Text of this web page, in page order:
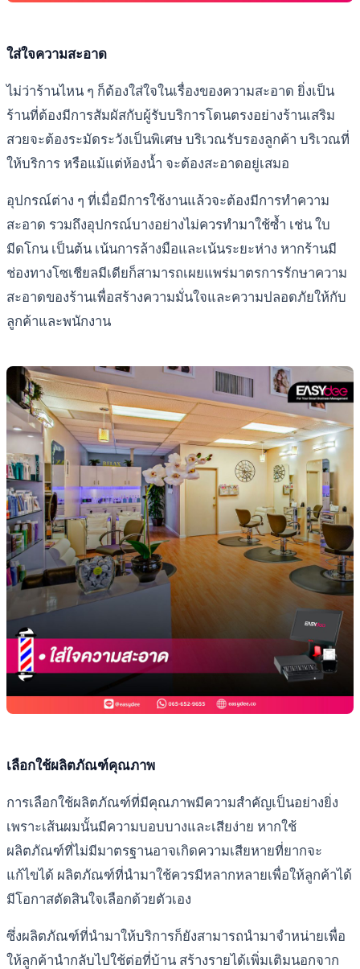
ใส่ใจความสะอาด
ไม่ว่าร้านไหน ๆ ก็ต้องใส่ใจในเรื่องของความสะอาด ยิ่งเป็น
ร้านที่ต้องมีการสัมผัสกับผู้รับบริการโดนตรงอย่างร้านเสริม
สวยจะต้องระมัดระวังเป็นพิเศษ บริเวณรับรองลูกค้า บริเวณที่
ให้บริการ หรือแม้แต่ห้องน้ำ จะต้องสะอาดอยู่เสมอ
อุปกรณ์ต่าง ๆ ที่เมื่อมีการใช้งานแล้วจะต้องมีการทำความ
สะอาด รวมถึงอุปกรณ์บางอย่างไม่ควรทำมาใช้ซ้ำ เช่น ใบ
มีดโกน เป็นต้น เน้นการล้างมือและเน้นระยะห่าง หากร้านมี
ช่องทางโซเชียลมีเดียก็สามารถเผยแพร่มาตรการรักษาความ
สะอาดของร้านเพื่อสร้างความมั่นใจและความปลอดภัยให้กับ
ลูกค้าและพนักงาน
เลือกใช้ผลิตภัณฑ์คุณภาพ
การเลือกใช้ผลิตภัณฑ์ที่มีคุณภาพมีความสำคัญเป็นอย่างยิ่ง
เพราะเส้นผมนั้นมีความบอบบางและเสียง่าย หากใช้
ผลิตภัณฑ์ที่ไม่มีมาตรฐานอาจเกิดความเสียหายที่ยากจะ
แก้ไขได้ ผลิตภัณฑ์ที่นำมาใช้ควรมีหลากหลายเพื่อให้ลูกค้าได้
มีโอกาสตัดสินใจเลือกด้วยตัวเอง
ซึ่งผลิตภัณฑ์ที่นำมาให้บริการก็ยังสามารถนำมาจำหน่ายเพื่อ
ให้ลูกค้านำกลับไปใช้ต่อที่บ้าน สร้างรายได้เพิ่มเติมนอกจาก